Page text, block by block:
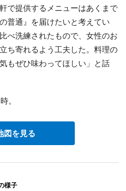
で提供するメニューはあくまで
普通』を届けたいと考えてい
べ洗練されたもので、女性のお
ち寄れるよう工夫した。料理の
もぜひ味わってほしい」と話
。
図を見る
様子